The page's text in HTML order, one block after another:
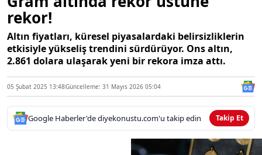
rekor!
Altın fiyatları, küresel piyasalardaki belirsizliklerin
etkisiyle yükseliş trendini sürdürüyor. Ons altın,
2.861 dolara ulaşarak yeni bir rekora imza attı.
05 Şubat 2025 13:48Güncelleme: 31 Mayıs 2026 05:04
Google Haberler'de diyekonustu.com'u takip edin Takip Et